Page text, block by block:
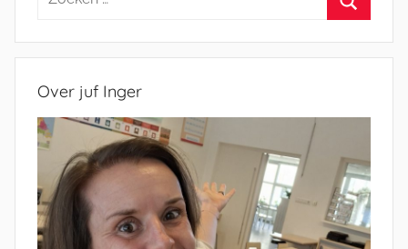
Over juf Inger